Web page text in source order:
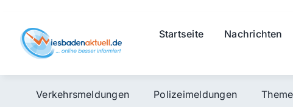
content
Startseite Nachrichten
Verkehrsmeldungen Polizeimeldungen